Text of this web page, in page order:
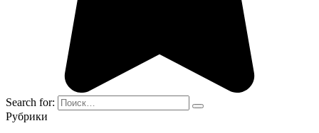
Search for:
Рубрики